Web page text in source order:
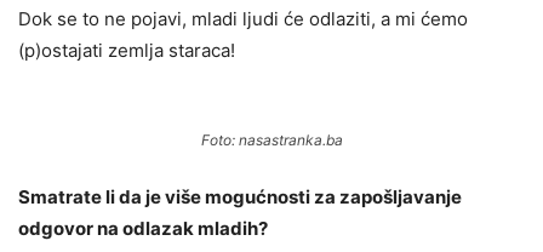
Dok se to ne pojavi, mladi ljudi će odlaziti, a mi ćemo
(p)ostajati zemlja staraca!
Foto: nasastranka.ba
Smatrate li da je više mogućnosti za zapošljavanje
odgovor na odlazak mladih?